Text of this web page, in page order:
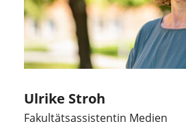
Ulrike Stroh
Fakultätsassistentin Medien